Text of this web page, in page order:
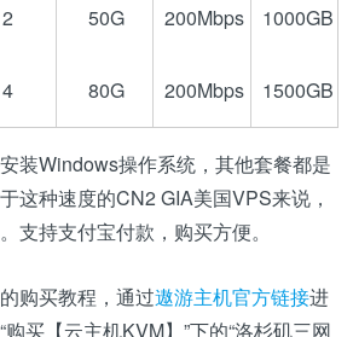
2
4
50G
80G
200Mbps
200Mbps
1000GB
1500GB
装Windows操作系统，其他套餐都是
这种速度的CN2 GIA美国VPS来说，
支持支付宝付款，购买方便。
购买教程，通过遨游主机官方链接进
买【云主机KVM】”下的“洛杉矶三网